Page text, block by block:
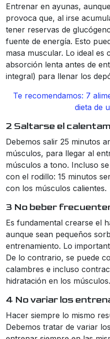
Entrenar en ayunas,
provoca que, al irse
tener reservas de
fuente de energía. Esto
masa muscular. Lo ideal es
absorción lenta antes de
integral) para llenar los
Te recomendamos: 7
dieta de
2 Saltarse el
Debemos salir 25 minutos
músculos, para llegar al
músculos a tono. Incluso
con el rodillo: 15 minutos
con los músculos calientes.
3 No beber
Es fundamental crearse el
aunque sean pequeños
entrenamiento. Lo
De lo contrario, se puede
calambres e incluso
hidratación en los músculos.
4 No variar los
Hacer siempre lo mismo
Debemos tratar de variar